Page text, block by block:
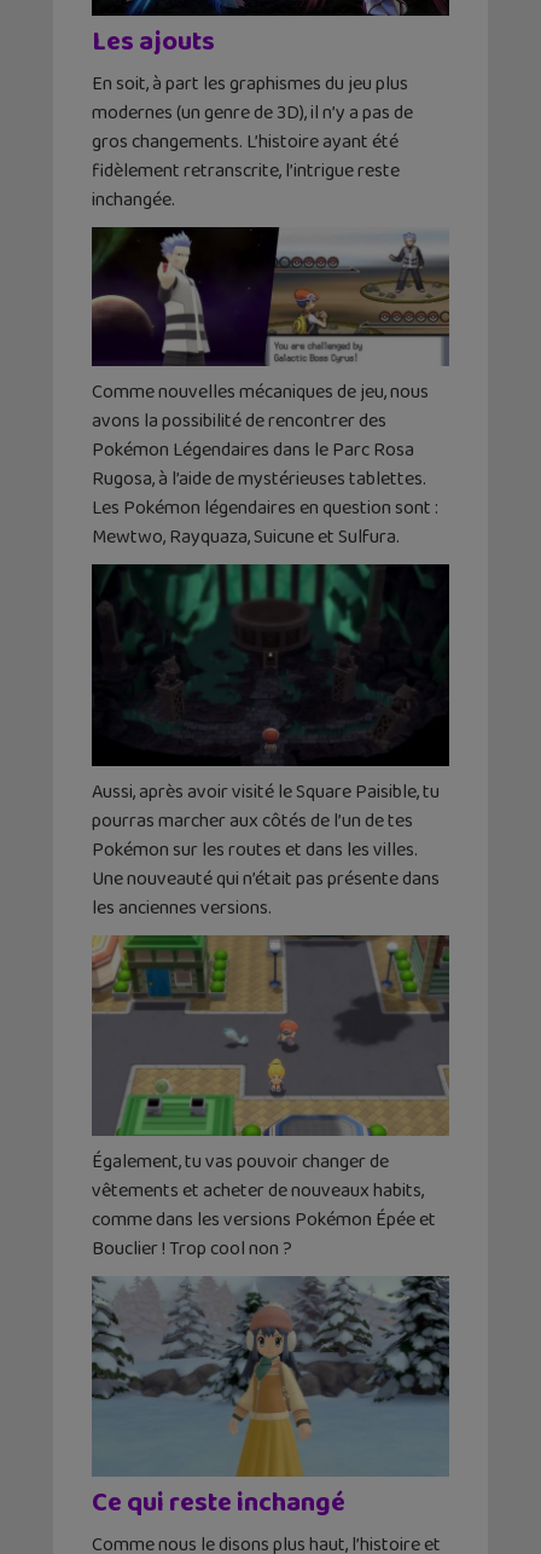
Les ajouts
En soit, à part les graphismes du jeu plus
modernes (un genre de 3D), il n’y a pas de
gros changements. L’histoire ayant été
fidèlement retranscrite, l’intrigue reste
inchangée.
Comme nouvelles mécaniques de jeu, nous
avons la possibilité de rencontrer des
Pokémon Légendaires dans le Parc Rosa
Rugosa, à l’aide de mystérieuses tablettes.
Les Pokémon légendaires en question sont :
Mewtwo, Rayquaza, Suicune et Sulfura.
Aussi, après avoir visité le Square Paisible, tu
pourras marcher aux côtés de l’un de tes
Pokémon sur les routes et dans les villes.
Une nouveauté qui n’était pas présente dans
les anciennes versions.
Également, tu vas pouvoir changer de
vêtements et acheter de nouveaux habits,
comme dans les versions Pokémon Épée et
Bouclier ! Trop cool non ?
Ce qui reste inchangé
Comme nous le disons plus haut, l’histoire et